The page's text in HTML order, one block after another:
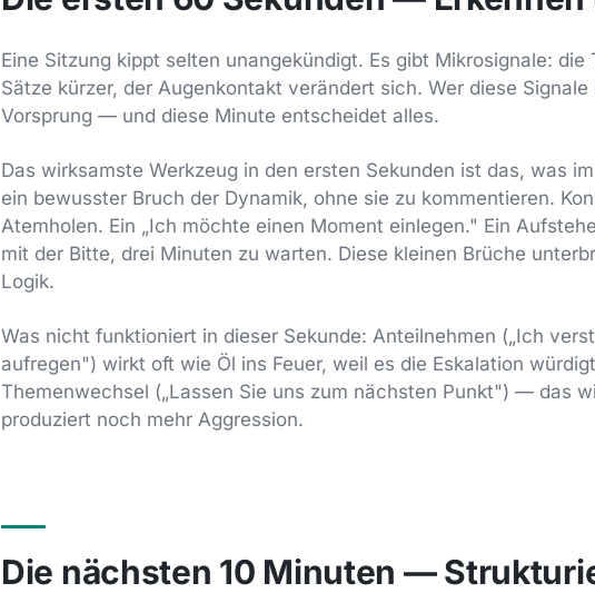
Eine Sitzung kippt selten unangekündigt. Es gibt Mikrosignale: die
Sätze kürzer, der Augenkontakt verändert sich. Wer diese
Vorsprung — und diese Minute entscheidet alles.
Das wirksamste Werkzeug in den ersten Sekunden ist das, was
ein bewusster Bruch der Dynamik, ohne sie zu kommentieren.
Atemholen. Ein „Ich möchte einen Moment einlegen." Ein
mit der Bitte, drei Minuten zu warten. Diese kleinen Brüche
Logik.
Was nicht funktioniert in dieser Sekunde: Anteilnehmen („Ich
aufregen") wirkt oft wie Öl ins Feuer, weil es die Eskalation
Themenwechsel („Lassen Sie uns zum nächsten Punkt") — das
produziert noch mehr Aggression.
Die nächsten 10 Minuten —